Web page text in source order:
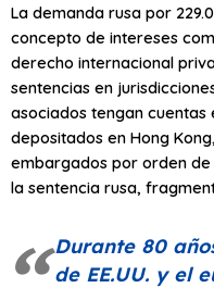
La demanda rusa por
concepto de intereses
derecho internacional
sentencias en
asociados tengan cuentas
depositados en Hong
embargados por orden
la sentencia rusa,
Durante 80
de EE.UU. y el